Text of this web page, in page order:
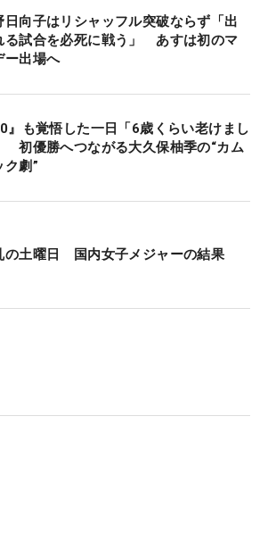
日向子はリシャッフル突破ならず「出
る試合を必死に戦う」 あすは初のマ
ー出場へ
』も覚悟した一日「6歳くらい老けまし
初優勝へつながる大久保柚季の“カム
ク劇”
の土曜日 国内女子メジャーの結果